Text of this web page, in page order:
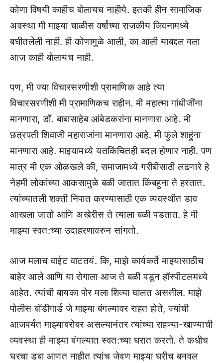
कोणा विषयी काहीच बोलायच नाहीये. इतकी हीन सामाजिक
अवस्था मी माझ्या चाळीस वर्षांच्या राजकीय जिवनामध्ये
बघीतलेली नाही. ही कोणामुळे आली, का आली याबद्दल मला
आज काही बोलायच नाही.
पण, मी ज्या विचारसरणीशी प्रामाणिक आहे त्या
विचारसरणीशी मी प्रामाणिकच राहीन. मी महात्मा गांधीजींना
मानणारा, डॉ. बाबासाहेब आंबेडकरांना मानणारा आहे. मी
छत्रपती शिवाजी महाराजांना मानणारा आहे. मी फुले शाहुंना
मानणारा आहे. माझ्यामध्ये यतकिंचितही बदल होणार नाही. पण
मात्र मी एक ओळखले की, समाजामध्ये गरीबीसाठी लढणारे हे
नेहमी लोकांच्या आकसामुळे बळी जातात किंबहुना ते हरतात.
त्यांच्यातली शक्ती निपात करण्यासाठी एक व्यवस्थीत डाव
आखला जातो आणि अखेरीस ते त्याला बळी पडतात. हे मी
माझ्या स्वत:च्या उदाहरणावरुन सांगतो.
आज मलाच वाईट वाटतयं. कि, माझे कार्यकर्ते माझ्यासाठीच
बाहेर आले आणि या रोगाला आज ते बळी पडून हॉस्पीटलमध्ये
आहेत. त्यांची बायका पोर मला शिव्या घालत असतील. माझे
पोलीस बॉडीगार्ड जे माझ्या बंगल्यावर राहत होते, ज्यांची
आजपर्यंत माझ्याबरोबर असल्यानंतर त्यांच्या राहण्या-खाण्याची
व्यवस्था ही माझ्या बंगल्यात स्वत:च्या घरात करतो. ते कधीच
घरचा डबा आणत नाहीत त्यांच जेवण माझ्या घरीच बनवल